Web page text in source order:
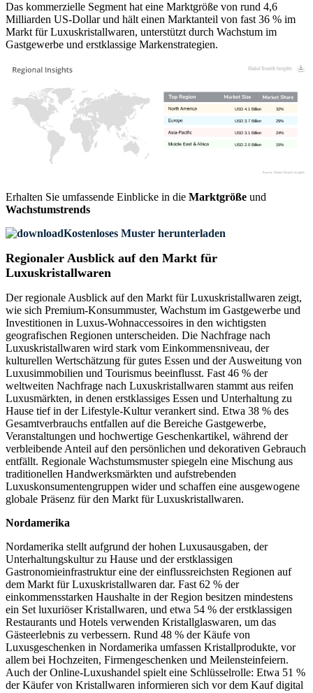
Das kommerzielle Segment hat eine Marktgröße von rund 4,6
Milliarden US-Dollar und hält einen Marktanteil von fast 36 % im
Markt für Luxuskristallwaren, unterstützt durch Wachstum im
Gastgewerbe und erstklassige Markenstrategien.
15%
USD 2.0 Billion
24%
USD 3.1 Billion
29%
USD 3.7 Billion
32%
USD 4.1 Billion
Erhalten Sie umfassende Einblicke in die Marktgröße und
Wachstumstrends
Kostenloses Muster herunterladen
Regionaler Ausblick auf den Markt für
Luxuskristallwaren
Der regionale Ausblick auf den Markt für Luxuskristallwaren zeigt,
wie sich Premium-Konsummuster, Wachstum im Gastgewerbe und
Investitionen in Luxus-Wohnaccessoires in den wichtigsten
geografischen Regionen unterscheiden. Die Nachfrage nach
Luxuskristallwaren wird stark vom Einkommensniveau, der
kulturellen Wertschätzung für gutes Essen und der Ausweitung von
Luxusimmobilien und Tourismus beeinflusst. Fast 46 % der
weltweiten Nachfrage nach Luxuskristallwaren stammt aus reifen
Luxusmärkten, in denen erstklassiges Essen und Unterhaltung zu
Hause tief in der Lifestyle-Kultur verankert sind. Etwa 38 % des
Gesamtverbrauchs entfallen auf die Bereiche Gastgewerbe,
Veranstaltungen und hochwertige Geschenkartikel, während der
verbleibende Anteil auf den persönlichen und dekorativen Gebrauch
entfällt. Regionale Wachstumsmuster spiegeln eine Mischung aus
traditionellen Handwerksmärkten und aufstrebenden
Luxuskonsumentengruppen wider und schaffen eine ausgewogene
globale Präsenz für den Markt für Luxuskristallwaren.
Nordamerika
Nordamerika stellt aufgrund der hohen Luxusausgaben, der
Unterhaltungskultur zu Hause und der erstklassigen
Gastronomieinfrastruktur eine der einflussreichsten Regionen auf
dem Markt für Luxuskristallwaren dar. Fast 62 % der
einkommensstarken Haushalte in der Region besitzen mindestens
ein Set luxuriöser Kristallwaren, und etwa 54 % der erstklassigen
Restaurants und Hotels verwenden Kristallglaswaren, um das
Gästeerlebnis zu verbessern. Rund 48 % der Käufe von
Luxusgeschenken in Nordamerika umfassen Kristallprodukte, vor
allem bei Hochzeiten, Firmengeschenken und Meilensteinfeiern.
Auch der Online-Luxushandel spielt eine Schlüsselrolle: Etwa 51 %
der Käufer von Kristallwaren informieren sich vor dem Kauf digital